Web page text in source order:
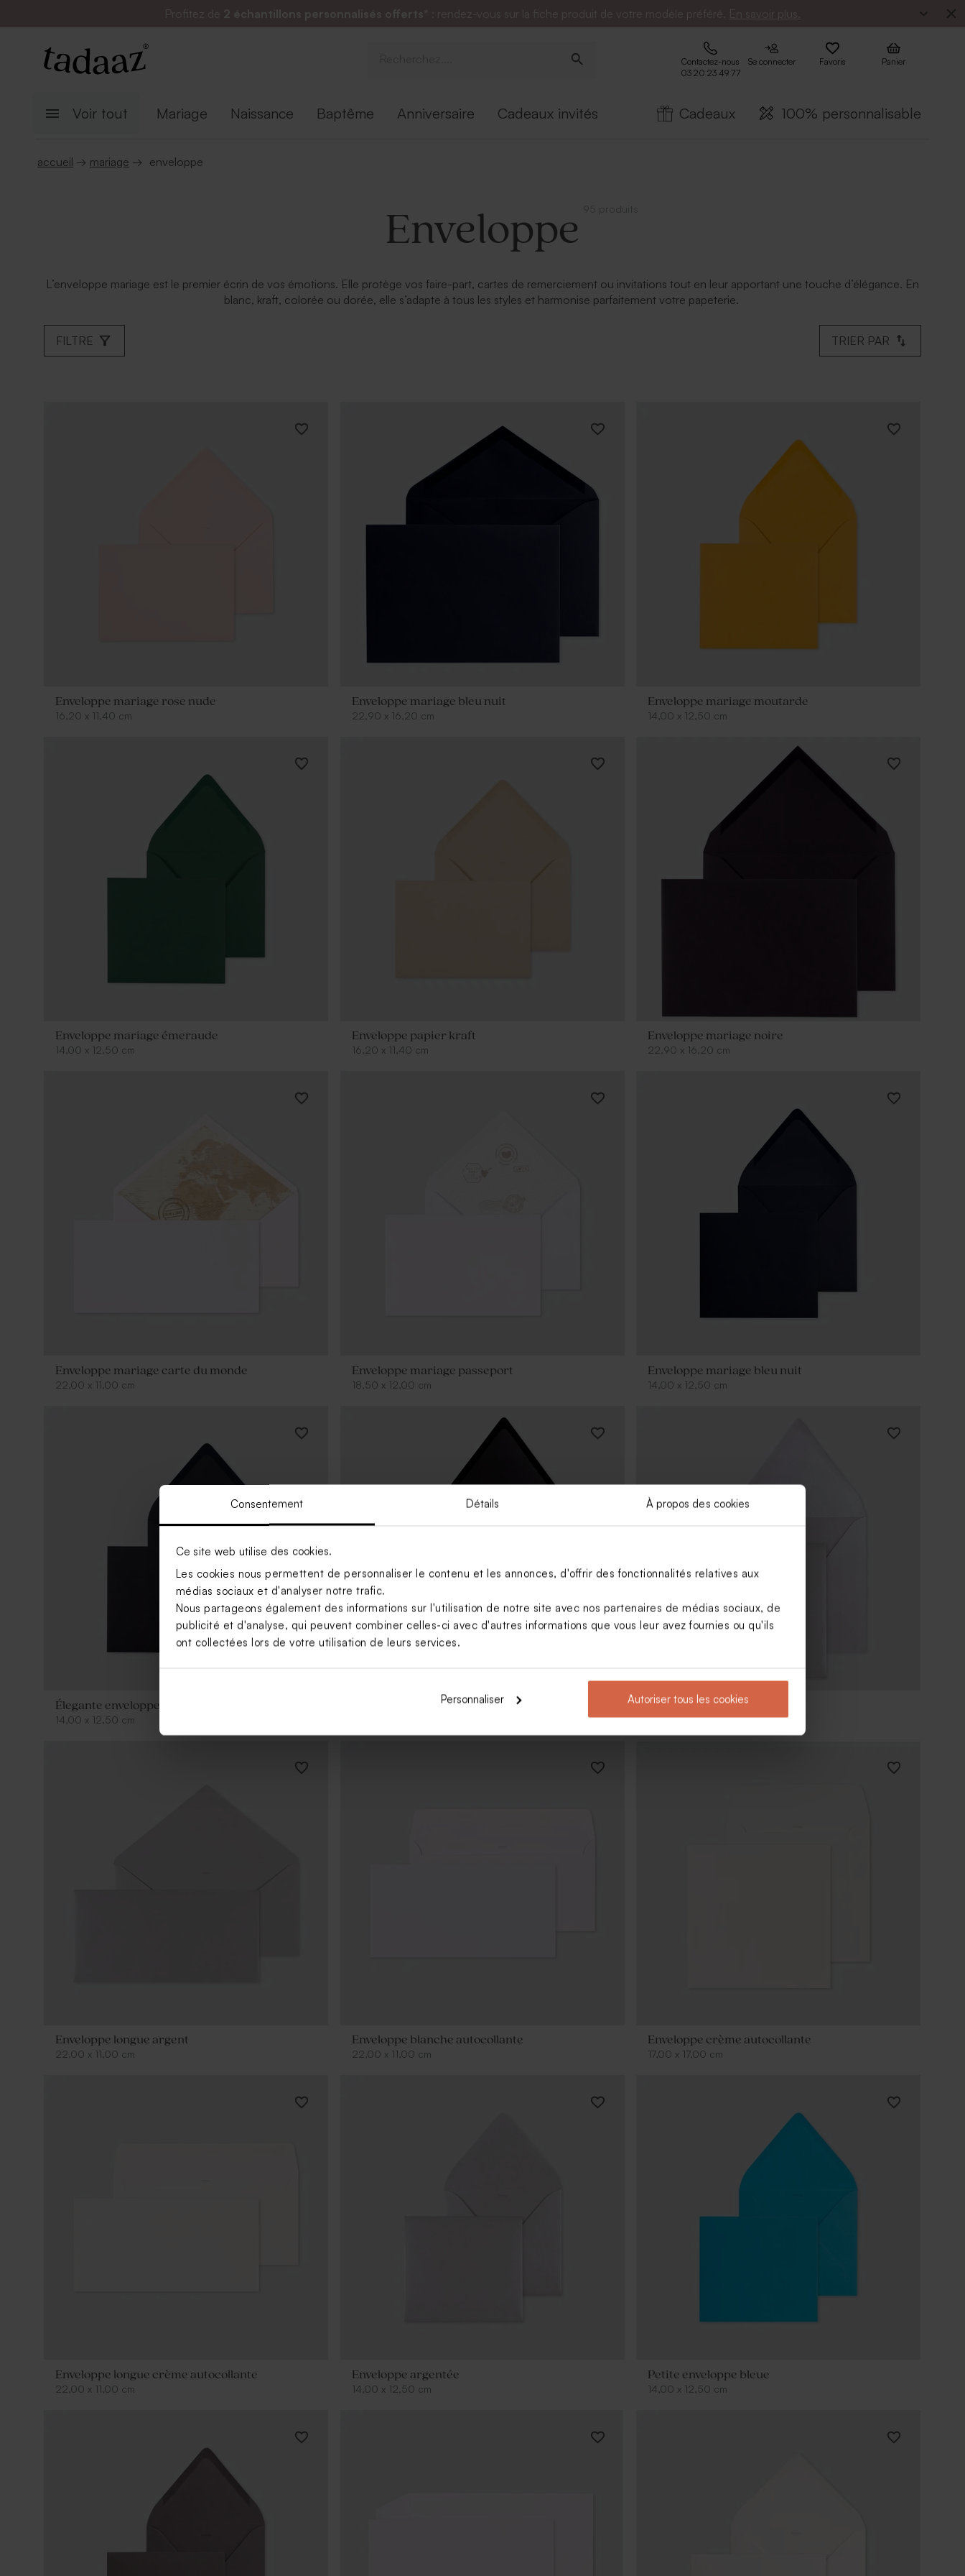
Consentement Détails À propos des cookies
Ce site web utilise des cookies.
Les cookies nous permettent de personnaliser le contenu et les annonces, d'offrir des fonctionnalités relatives aux
médias sociaux et d'analyser notre trafic.
Nous partageons également des informations sur l'utilisation de notre site avec nos partenaires de médias sociaux, de
publicité et d'analyse, qui peuvent combiner celles-ci avec d'autres informations que vous leur avez fournies ou qu'ils
ont collectées lors de votre utilisation de leurs services.
Personnaliser Autoriser tous les cookies
Profitez de 2 échantillons personnalisés offerts* : rendez-vous sur la fiche produit de votre modèle préféré. En savoir plus.
Contactez-nous
03 20 23 49 77
Se connecter Favoris Panier
Voir tout Mariage Naissance Baptême Anniversaire Cadeaux invités Cadeaux 100% personnalisable
accueil → mariage → enveloppe
Enveloppe
L’enveloppe mariage est le premier écrin de vos émotions. Elle protège vos faire-part, cartes de remerciement ou invitations tout en leur apportant une touche d’élégance. En
blanc, kraft, colorée ou dorée, elle s’adapte à tous les styles et harmonise parfaitement votre papeterie.
FILTRE TRIER PAR
Enveloppe mariage rose nude
16,20 x 11,40 cm
Enveloppe mariage bleu nuit
22,90 x 16,20 cm
Enveloppe mariage moutarde
14,00 x 12,50 cm
Enveloppe mariage émeraude
14,00 x 12,50 cm
Enveloppe papier kraft
16,20 x 11,40 cm
Enveloppe mariage noire
22,90 x 16,20 cm
Enveloppe mariage carte du monde
22,00 x 11,00 cm
Enveloppe mariage passeport
18,50 x 12,00 cm
Enveloppe mariage bleu nuit
14,00 x 12,50 cm
Élegante enveloppe noire
14,00 x 12,50 cm
Enveloppe carrée noire Enveloppe carrée argent
16,00x16,00 cm
Enveloppe longue argent
22,00 x 11,00 cm
Enveloppe blanche autocollante
22,00 x 11,00 cm
Enveloppe crème autocollante
17,00 x 17,00 cm
Enveloppe longue crème autocollante
22,00 x 11,00 cm
Enveloppe argentée
14,00 x 12,50 cm
Petite enveloppe bleue
14,00 x 12,50 cm